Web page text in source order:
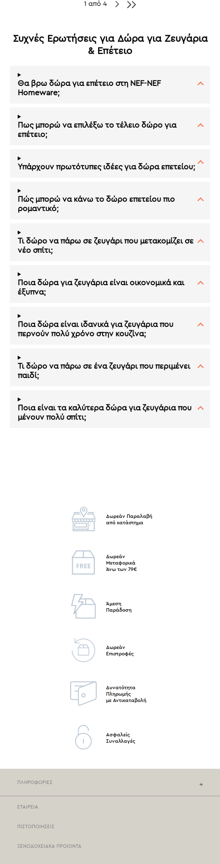
1 από 4
Συχνές Ερωτήσεις για Δώρα για Ζευγάρια
& Επέτειο
Θα βρω δώρα για επέτειο στη NEF-NEF
Homeware;
Πως μπορώ να επιλέξω το τέλειο δώρο για
επέτειο;
Υπάρχουν πρωτότυπες ιδέες για δώρα επετείου;
Πώς μπορώ να κάνω το δώρο επετείου πιο
ρομαντικό;
Τι δώρο να πάρω σε ζευγάρι που μετακομίζει σε
νέο σπίτι;
Ποια δώρα για ζευγάρια είναι οικονομικά και
έξυπνα;
Ποια δώρα είναι ιδανικά για ζευγάρια που
περνούν πολύ χρόνο στην κουζίνα;
Τι δώρο να πάρω σε ένα ζευγάρι που περιμένει
παιδί;
Ποια είναι τα καλύτερα δώρα για ζευγάρια που
μένουν πολύ σπίτι;
Δωρεάν Παραλαβή
από κατάστημα
Δωρεάν
Μεταφορικά
Άνω των 79€
Άμεση
Παράδοση
Δωρεάν
Επιστροφές
Δυνατότητα
Πληρωμής
με Αντικαταβολή
Ασφαλείς
Συναλλαγές
ΠΛΗΡΟΦΟΡΙΕΣ
ΕΤΑΙΡΕΙΑ
ΠΙΣΤΟΠΟΙΗΣΕΙΣ
ΞΕΝΟΔΟΧΕΙΑΚΑ ΠΡΟΙΟΝΤΑ